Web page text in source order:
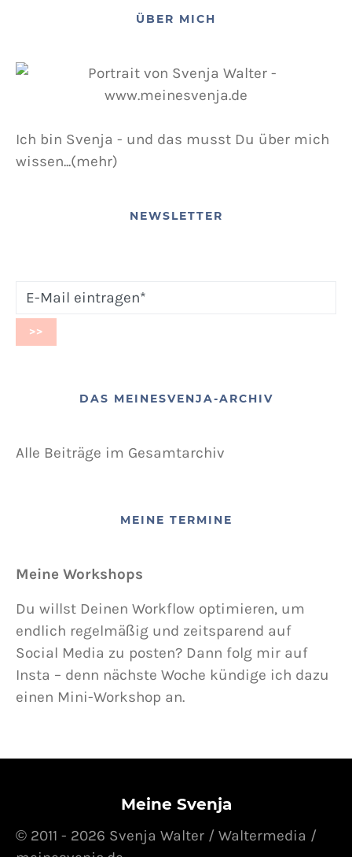
POSTED ON
ÜBER MICH
Ich bin Svenja - und das musst Du über mich
wissen...(mehr)
NEWSLETTER
DAS MEINESVENJA-ARCHIV
Alle Beiträge im Gesamtarchiv
MEINE TERMINE
Meine Workshops
Du willst Deinen Workflow optimieren, um
endlich regelmäßig und zeitsparend auf
Social Media zu posten? Dann folg mir auf
Insta – denn nächste Woche kündige ich dazu
einen Mini-Workshop an.
Meine Svenja
© 2011 - 2026 Svenja Walter / Waltermedia /